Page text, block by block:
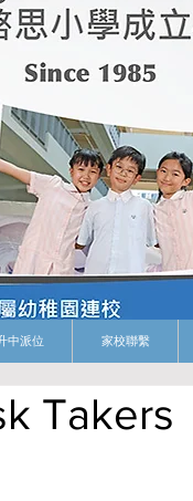
中派位 家校聯繫
Takers